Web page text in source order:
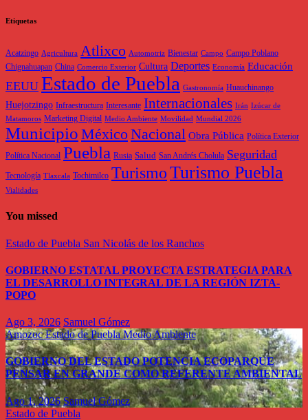
Etiquetas
Acatzingo Agricultura Atlixco Automotriz Bienestar Campo Campo Poblano
Chignahuapan China Comercio Exterior Cultura Deportes Economía Educación
EEUU Estado de Puebla Gastronomía Huauchinango
Huejotzingo Infraestructura Interesante Internacionales Irán Izúcar de
Matamoros Marketing Digital Medio Ambiente Movilidad Mundial 2026
Municipio MéxicoNacional Obra Pública Política Exterior
Política Nacional Puebla Rusia Salud San Andrés Cholula Seguridad
Tecnología Tlaxcala Tochimilco TurismoTurismo Puebla
Vialidades
You missed
Estado de Puebla San Nicolás de los Ranchos
GOBIERNO ESTATAL PROYECTA ESTRATEGIA PARA
EL DESARROLLO INTEGRAL DE LA REGIÓN IZTA-
POPO
Ago 3, 2026 Samuel Gómez
AmozocEstado de PueblaMedio Ambiente
GOBIERNO DEL ESTADO POTENCIA ECOPARQUE
PENSAR EN GRANDE COMO REFERENTE AMBIENTAL
Ago 1, 2026 Samuel Gómez
Estado de Puebla